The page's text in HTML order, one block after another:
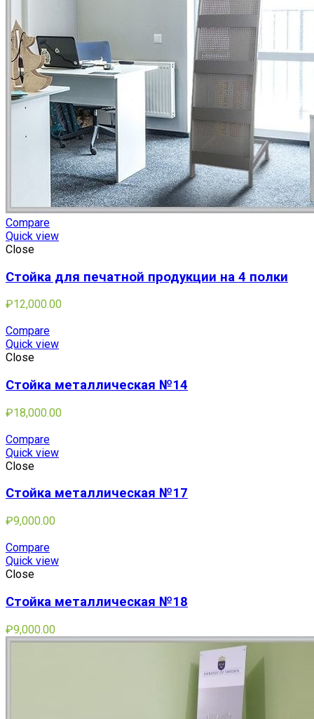
Compare
Quick view
Close
Стойка для печатной продукции на 4 полки
₽12,000.00
Compare
Quick view
Close
Стойка металлическая №14
₽18,000.00
Compare
Quick view
Close
Стойка металлическая №17
₽9,000.00
Compare
Quick view
Close
Стойка металлическая №18
₽9,000.00